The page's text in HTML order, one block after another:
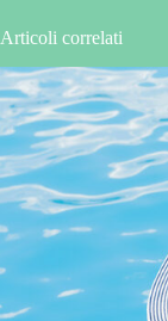
Articoli correlati